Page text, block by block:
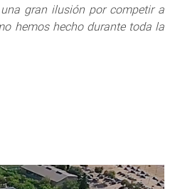
gran ilusión por competir a
hemos hecho durante toda la